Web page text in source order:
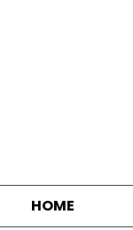
HOME